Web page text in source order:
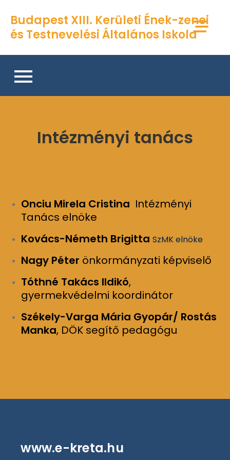
content
Budapest XIII. Kerületi Ének-zenei
és Testnevelési Általános Iskola
Intézményi tanács
Onciu Mirela Cristina Intézményi
Tanács elnöke
Kovács-Németh Brigitta SzMK elnöke
Nagy Péter önkormányzati képviselő
Tóthné Takács Ildikó,
gyermekvédelmi koordinátor
Székely-Varga Mária Gyopár/ Rostás
Manka, DÖK segítő pedagógu
www.e-kreta.hu